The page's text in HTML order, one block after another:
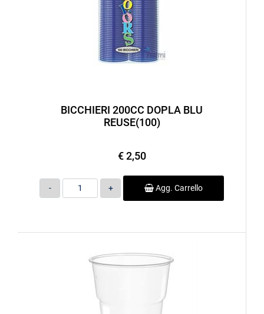
BICCHIERI 200CC DOPLA BLU
REUSE(100)
€ 2,50
Quantità
Agg. Carrello